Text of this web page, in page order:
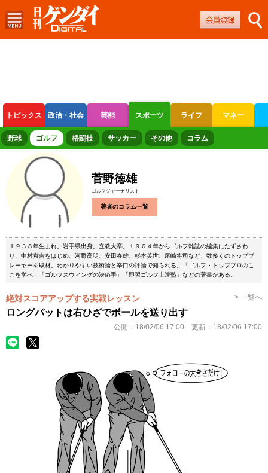
トピックス 政治・社会 芸能 スポーツ ライフ マネー
ボートレース 競輪 オートレース
野球 ゴルフ 格闘技 サッカー その他 コラム
菅野徳雄
ゴルフジャーナリスト
著者のコラム一覧
１９３８年生まれ。岩手県出身。立教大卒。１９６４年からゴルフ雑誌の編集にたずさわ
り、中村寅吉をはじめ、河野高明、安田春雄、杉本英世、尾崎将司など、数多くのトッププ
レーヤーを取材。わかりやすい技術論と辛口の評論で知られる。「ゴルフ・トッププロのこ
こを学べ」「ゴルフスウィングの決め手」「即習ゴルフ上達塾」などの著書がある。
絶対スコアアップする実戦レッスン > 一覧へ
ロングパットは右ひざでボールを送り出す
公開： 18/02/06 17:00 更新： 18/02/06 17:00